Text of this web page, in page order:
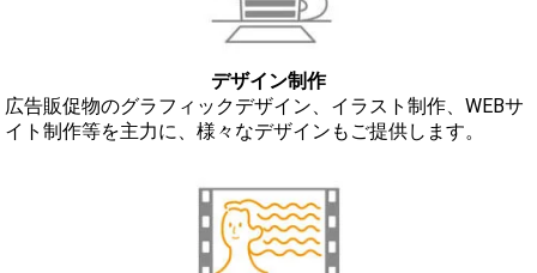
デザイン制作
広告販促物のグラフィックデザイン、イラスト制作、WEBサ
イト制作等を主力に、様々なデザインもご提供します。